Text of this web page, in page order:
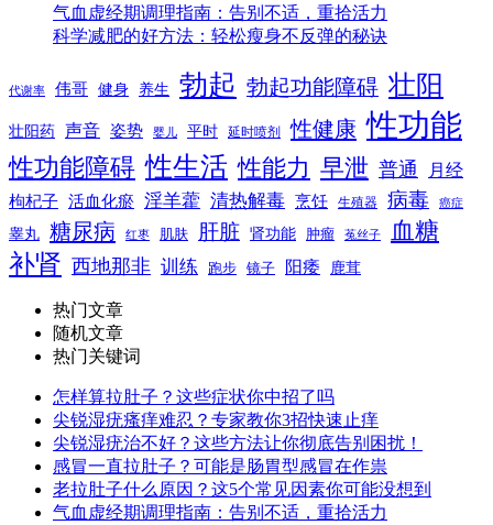
气血虚经期调理指南：告别不适，重拾活力
科学减肥的好方法：轻松瘦身不反弹的秘诀
代谢率 伟哥 健身 养生 勃起 勃起功能障碍 壮阳
壮阳药 声音 姿势 婴儿 平时 延时喷剂 性健康 性功能
性功能障碍 性生活 性能力 早泄 普通 月经
枸杞子 活血化瘀 淫羊藿 清热解毒 烹饪 生殖器 病毒 癌症
睾丸 糖尿病 红枣 肌肤 肝脏 肾功能 肿瘤 菟丝子 血糖
补肾 西地那非 训练 跑步 镜子 阳痿 鹿茸
热门文章
随机文章
热门关键词
怎样算拉肚子？这些症状你中招了吗
尖锐湿疣瘙痒难忍？专家教你3招快速止痒
尖锐湿疣治不好？这些方法让你彻底告别困扰！
感冒一直拉肚子？可能是肠胃型感冒在作祟
老拉肚子什么原因？这5个常见因素你可能没想到
气血虚经期调理指南：告别不适，重拾活力